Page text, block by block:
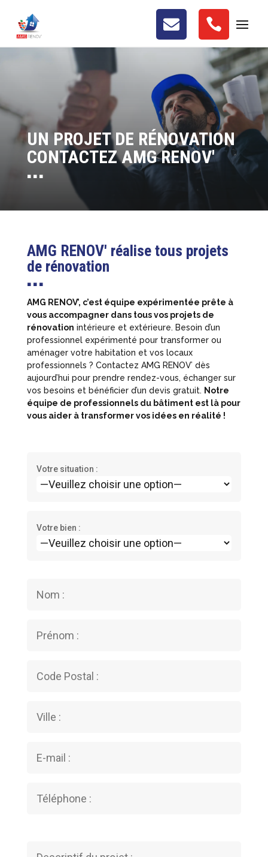
 
UN PROJET DE RÉNOVATION
CONTACTEZ AMG RENOV'
■ ■ ■
AMG RENOV' réalise tous projets
de rénovation
■ ■ ■
AMG RENOV’, c’est équipe expérimentée prête à
vous accompagner dans tous vos projets de
rénovation intérieure et extérieure. Besoin d’un
professionnel expérimenté pour transformer ou
aménager votre habitation et vos locaux
professionnels ? Contactez AMG RENOV’ dès
aujourd’hui pour prendre rendez-vous, échanger sur
vos besoins et bénéficier d’un devis gratuit. Notre
équipe de professionnels du bâtiment est là pour
vous aider à transformer vos idées en réalité !
Votre situation :
Votre bien :